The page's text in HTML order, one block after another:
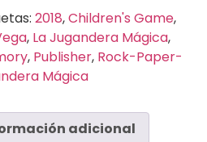
2018,Children's Game,
, La Jugandera Mágica,
, Publisher, Rock-Paper-
Mágica
adicional